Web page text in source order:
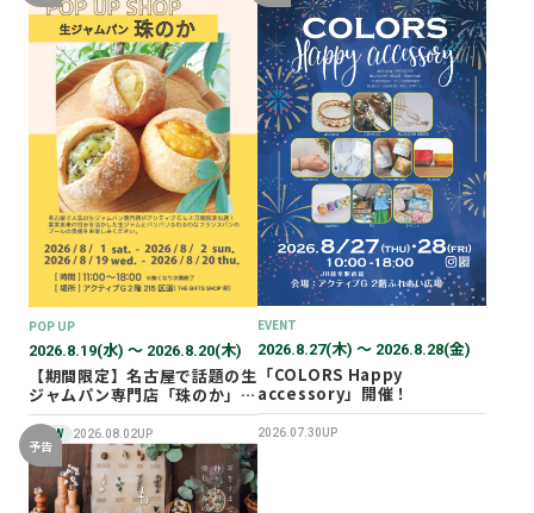
POP UP
2026.8.19(水) 〜 2026.8.20(木)
【期間限定】名古屋で話題の生
ジャムパン専門店「珠のか」
POP UP SHOP
NEW 2026.08.02UP
EVENT
2026.8.27(木) 〜 2026.8.28(金)
「COLORS Happy
accessory」開催！
2026.07.30UP
予告